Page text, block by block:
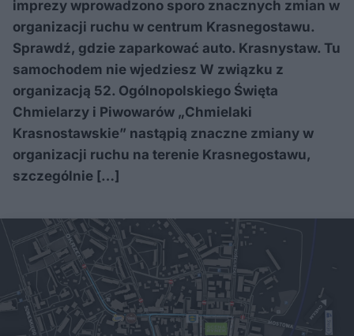
imprezy wprowadzono sporo znacznych zmian w
organizacji ruchu w centrum Krasnegostawu.
Sprawdź, gdzie zaparkować auto. Krasnystaw. Tu
samochodem nie wjedziesz W związku z
organizacją 52. Ogólnopolskiego Święta
Chmielarzy i Piwowarów „Chmielaki
Krasnostawskie” nastąpią znaczne zmiany w
organizacji ruchu na terenie Krasnegostawu,
szczególnie […]